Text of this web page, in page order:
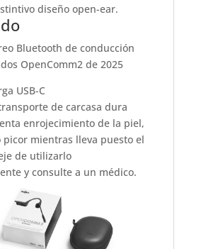
diseño open-ear.
Bluetooth de conducción
OpenComm2 de 2025
USB-C
de carcasa dura
enrojecimiento de la piel,
picor mientras lleva puesto el
de utilizarlo
y consulte a un médico.